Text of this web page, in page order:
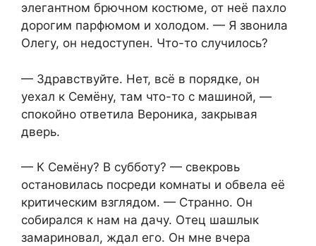
элегантном брючном костюме, от неё пахло
дорогим парфюмом и холодом. — Я звонила
Олегу, он недоступен. Что-то случилось?
— Здравствуйте. Нет, всё в порядке, он
уехал к Семёну, там что-то с машиной, —
спокойно ответила Вероника, закрывая
дверь.
— К Семёну? В субботу? — свекровь
остановилась посреди комнаты и обвела её
критическим взглядом. — Странно. Он
собирался к нам на дачу. Отец шашлык
замариновал, ждал его. Он мне вчера